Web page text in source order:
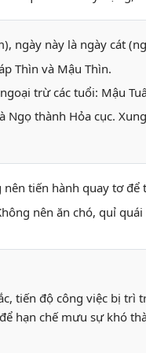
ngày này là ngày cát
Thìn và Mậu Thìn.
trừ các tuổi: Mậu
thành Hỏa cục.
nên tiến hành quay tơ
nên ăn chó, quỉ
tiến độ công việc bị
hạn chế mưu sự khó